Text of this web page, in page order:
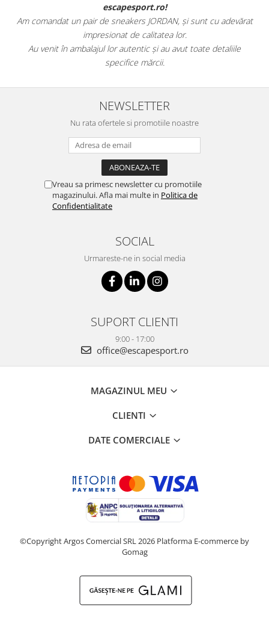
escapesport.ro!
Am comandat un pair de sneakers JORDAN, și sunt cu adevărat
impresionat de calitatea lor.
Au venit în ambalajul lor autentic și au avut toate detaliile
specifice mărcii.
NEWSLETTER
Nu rata ofertele si promotiile noastre
Vreau sa primesc newsletter cu promotiile
magazinului. Afla mai multe in Politica de
Confidentialitate
SOCIAL
Urmareste-ne in social media
SUPORT CLIENTI
9:00 - 17:00
office@escapesport.ro
MAGAZINUL MEU
CLIENTI
DATE COMERCIALE
©Copyright Argos Comercial SRL 2026 Platforma E-commerce by
Gomag